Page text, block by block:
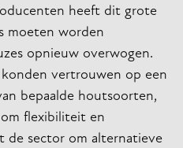
heeft dit grote
moeten worden
opnieuw overwogen.
vertrouwen op een
bepaalde houtsoorten,
flexibiliteit en
de sector om alternatieve